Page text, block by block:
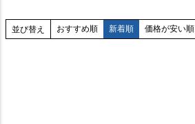
並び替え おすすめ順 新着順 価格が安い順